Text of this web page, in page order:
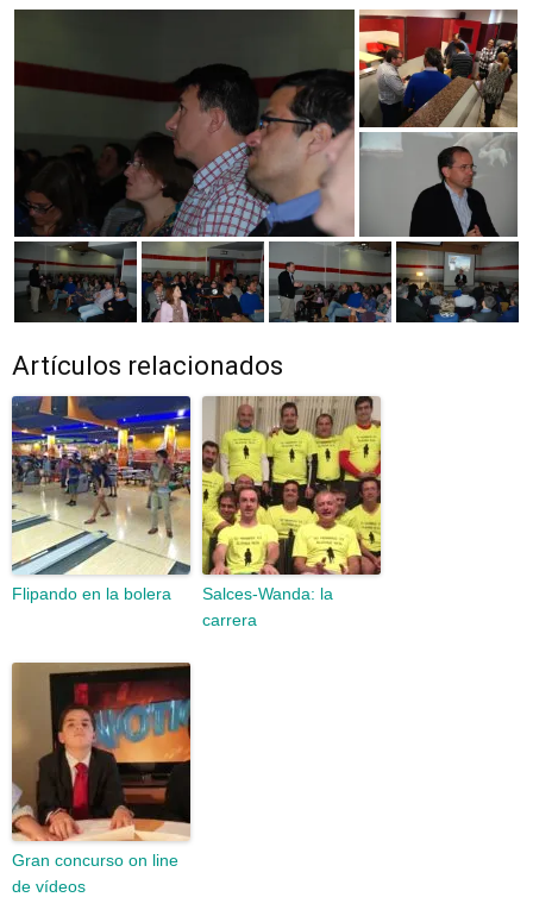
Artículos relacionados
Flipando en la bolera
Salces-Wanda: la
carrera
Gran concurso on line
de vídeos